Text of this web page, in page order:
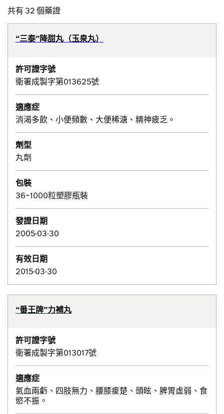
共有 32 個藥證
“三泰”降甜丸（玉泉丸）
許可證字號
衛署成製字第013625號
適應症
消渴多飲、小便頻數、大便稀溏、精神疲乏。
劑型
丸劑
包裝
36~1000粒塑膠瓶裝
發證日期
2005-03-30
有效日期
2015-03-30
“番王牌”力補丸
許可證字號
衛署成製字第013017號
適應症
氣血兩虧、四肢無力、腰膝痠楚、頭眩、脾胃虛弱、食
慾不振。